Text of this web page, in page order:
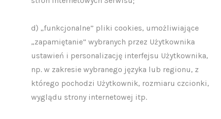
d) „funkcjonalne” pliki cookies, umożliwiające
„zapamiętanie” wybranych przez Użytkownika
ustawień i personalizację interfejsu Użytkownika,
np. w zakresie wybranego języka lub regionu, z
którego pochodzi Użytkownik, rozmiaru czcionki,
wyglądu strony internetowej itp.